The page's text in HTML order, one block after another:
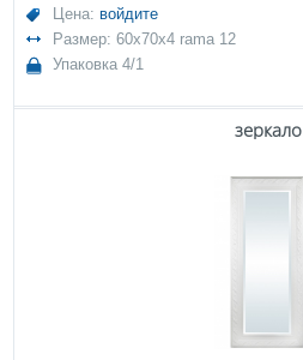
Цена: войдите
Размер: 60x70x4 rama 12
Упаковка 4/1
зеркало